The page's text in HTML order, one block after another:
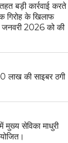
बड़ी कार्रवाई करते
गिरोह के खिलाफ
जनवरी 2026 को की
लाख की साइबर ठगी
मुख्य सेविका माधुरी